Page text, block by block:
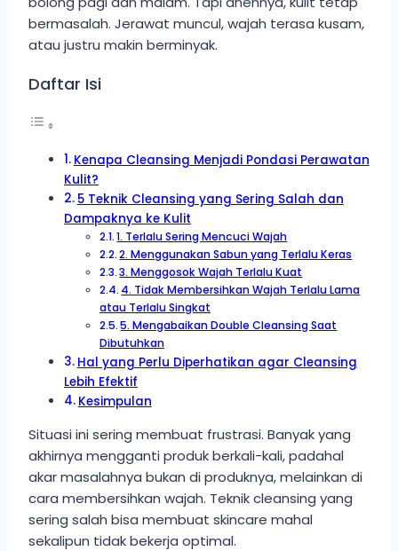
bermasalah. Jerawat muncul, wajah terasa kusam,
atau justru makin berminyak.
Daftar Isi
Kenapa Cleansing Menjadi Pondasi Perawatan
Kulit?
5 Teknik Cleansing yang Sering Salah dan
Dampaknya ke Kulit
1. Terlalu Sering Mencuci Wajah
2. Menggunakan Sabun yang Terlalu Keras
3. Menggosok Wajah Terlalu Kuat
4. Tidak Membersihkan Wajah Terlalu Lama
atau Terlalu Singkat
5. Mengabaikan Double Cleansing Saat
Dibutuhkan
Hal yang Perlu Diperhatikan agar Cleansing
Lebih Efektif
Kesimpulan
Situasi ini sering membuat frustrasi. Banyak yang
akhirnya mengganti produk berkali-kali, padahal
akar masalahnya bukan di produknya, melainkan di
cara membersihkan wajah. Teknik cleansing yang
sering salah bisa membuat skincare mahal
sekalipun tidak bekerja optimal.